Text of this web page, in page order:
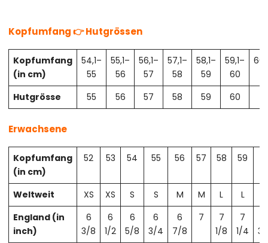
Kopfumfang 👉 Hutgrössen
Kopfumfang
(in cm)
54,1–
55
55,1–
56
56,1–
57
57,1–
58
58,1–
59
59,1–
60
Hutgrösse
55 56 57 58 59 60
Erwachsene
Kopfumfang
(in cm)
52 53 54 55 56 57 58 59
Weltweit XS XS S S M M L L
England (in
inch)
6
3/8
6
1/2
6
5/8
6
3/4
6
7/8
7
7
1/8
7
1/4